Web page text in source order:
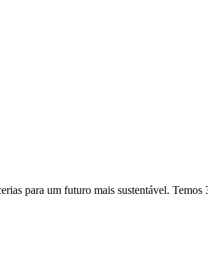
para um futuro mais sustentável.